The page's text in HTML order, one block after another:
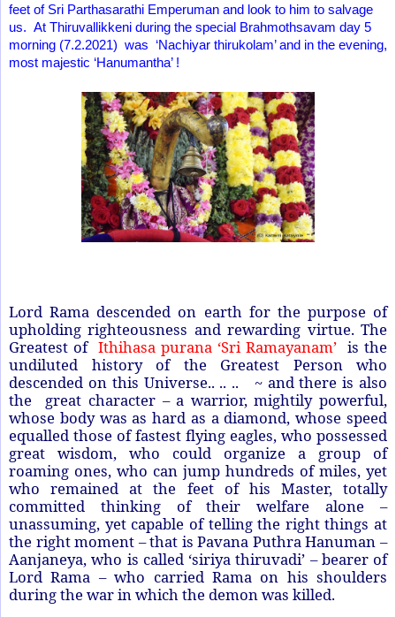
feet of Sri Parthasarathi Emperuman and look to him to salvage
us. At Thiruvallikkeni during the special Brahmothsavam day 5
morning (7.2.2021) was ‘Nachiyar thirukolam’ and in the evening,
most majestic ‘Hanumantha’ !
Lord Rama descended on earth for the purpose of
upholding righteousness and rewarding virtue. The
Greatest of Ithihasa purana ‘Sri Ramayanam’ is the
undiluted history of the Greatest Person who
descended on this Universe.. .. .. ~ and there is also
the great character – a warrior, mightily powerful,
whose body was as hard as a diamond, whose speed
equalled those of fastest flying eagles, who possessed
great wisdom, who could organize a group of
roaming ones, who can jump hundreds of miles, yet
who remained at the feet of his Master, totally
committed thinking of their welfare alone –
unassuming, yet capable of telling the right things at
the right moment – that is Pavana Puthra Hanuman –
Aanjaneya, who is called ‘siriya thiruvadi’ – bearer of
Lord Rama – who carried Rama on his shoulders
during the war in which the demon was killed.